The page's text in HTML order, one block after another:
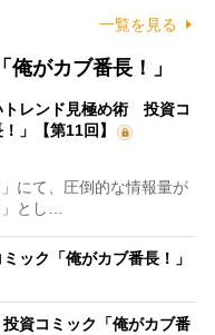
一覧を見る
がカブ番長！」
トレンド見極め術 投資コ
」【第11回】
にて、圧倒的な情報量が
」とし…
ック「俺がカブ番長！」
資コミック「俺がカブ番